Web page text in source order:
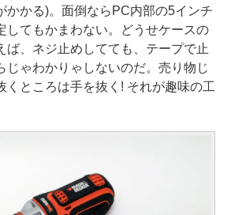
かかる)。面倒ならPC内部の5インチ
してもかまわない。どうせケースの
ば、ネジ止めしてても、テープで止
じゃわかりゃしないのだ。売り物じ
くところは手を抜く! それが趣味の工